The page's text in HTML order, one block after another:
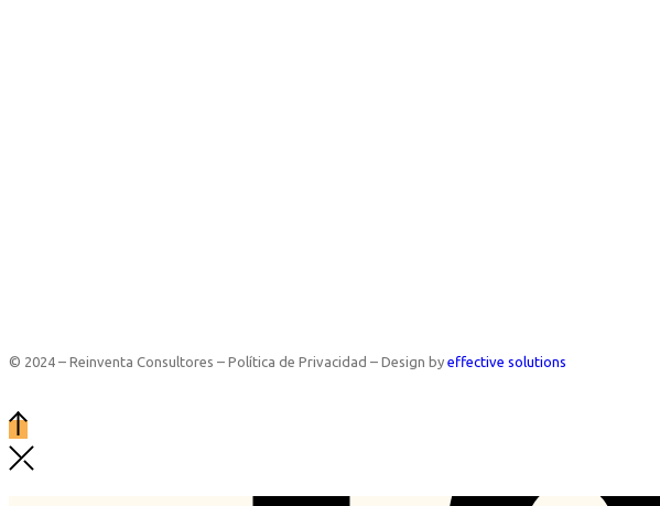
© 2024 – Reinventa Consultores – Política de Privacidad – Design by effective solutions